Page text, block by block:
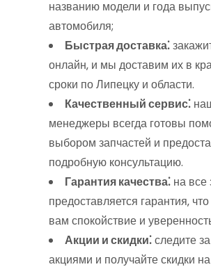
названию модели и года
автомобиля;
Быстрая доставка⁚
онлайн‚ и мы доставим их в
сроки по Липецку и области.
Качественный сервис⁚
менеджеры всегда готовы
выбором запчастей и
подробную консультацию.
Гарантия качества⁚ на все
предоставляется гарантия‚
вам спокойствие и
Акции и скидки⁚следите
акциями и получайте скидки